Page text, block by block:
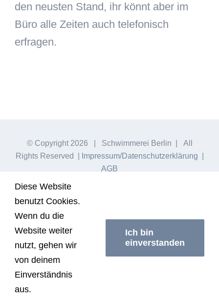
den neusten Stand, ihr könnt aber im
Büro alle Zeiten auch telefonisch
erfragen.
© Copyright 2026 | Schwimmerei Berlin | All
Rights Reserved |
Impressum/Datenschutzerklärung
AGB
Diese Website
benutzt Cookies.
Wenn du die
Website weiter
nutzt, gehen wir
von deinem
Einverständnis
aus.
Ich bin
einverstanden